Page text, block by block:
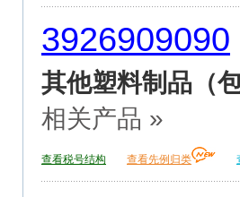
3926909090
其他塑料制品（
相关产品 »
查看税号结构 查看先例归类